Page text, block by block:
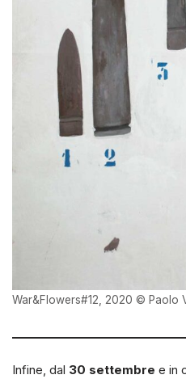
War&Flowers#12, 2020 © Paolo
Infine, dal 30 settembre e in